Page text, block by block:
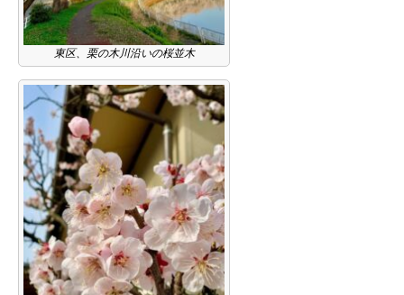
東区、栗の木川沿いの桜並木